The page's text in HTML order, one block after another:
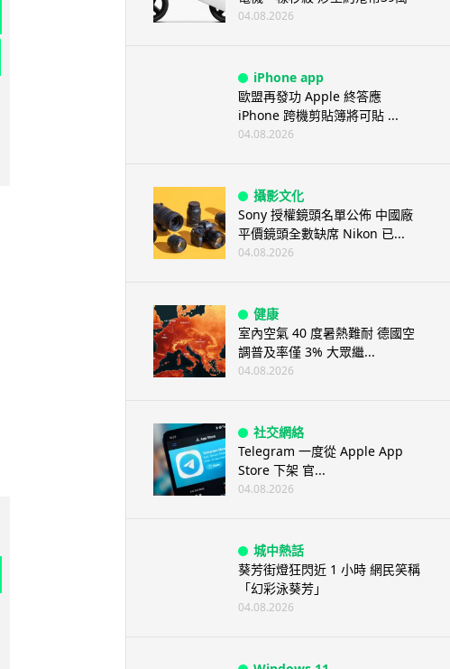
04.08.2026
iPhone app
歐盟再發功 Apple 終答應
iPhone 跨機剪貼簿將可貼 ...
04.08.2026
攝影文化
Sony 授權鏡頭名單公佈 中國廠
平價鏡頭全數缺席 Nikon 已...
04.08.2026
健康
室內空氣 40 度暑熱難耐 德國空
調普及率僅 3% 大眾繼...
04.08.2026
社交網絡
Telegram 一度從 Apple App
Store 下架 官...
04.08.2026
城中熱話
葵芳街燈狂閃近 1 小時 網民笑稱
「幻彩泳葵芳」
04.08.2026